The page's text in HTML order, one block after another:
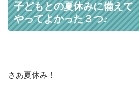
子どもとの夏休みに備えて
やってよかった３つ♪
さあ夏休み！